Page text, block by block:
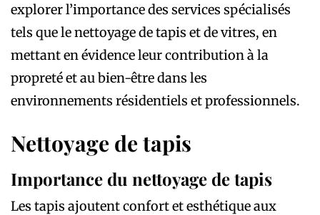
explorer l’importance des services spécialisés
tels que le nettoyage de tapis et de vitres, en
mettant en évidence leur contribution à la
propreté et au bien-être dans les
environnements résidentiels et professionnels.
Nettoyage de tapis
Importance du nettoyage de tapis
Les tapis ajoutent confort et esthétique aux